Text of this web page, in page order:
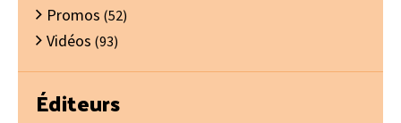
Promos (52)
Vidéos (93)
Éditeurs